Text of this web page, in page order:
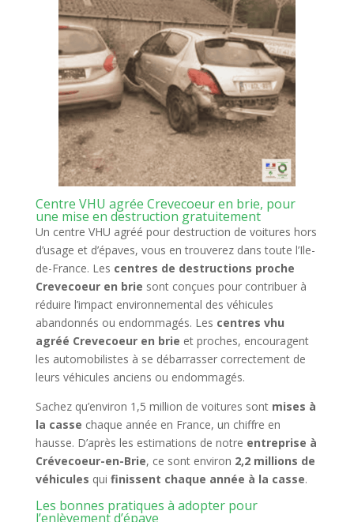
Centre VHU agrée Crevecoeur en brie, pour
une mise en destruction gratuitement
Un centre VHU agréé pour destruction de voitures hors
d’usage et d’épaves, vous en trouverez dans toute l’Ile-
de-France. Les centres de destructions proche
Crevecoeur en brie sont conçues pour contribuer à
réduire l’impact environnemental des véhicules
abandonnés ou endommagés. Les centres vhu
agréé Crevecoeur en brie et proches, encouragent
les automobilistes à se débarrasser correctement de
leurs véhicules anciens ou endommagés.
Sachez qu’environ 1,5 million de voitures sont mises à
la casse chaque année en France, un chiffre en
hausse. D’après les estimations de notre entreprise à
Crévecoeur-en-Brie, ce sont environ 2,2 millions de
véhicules qui finissent chaque année à la casse.
Les bonnes pratiques à adopter pour
l’enlèvement d’épave